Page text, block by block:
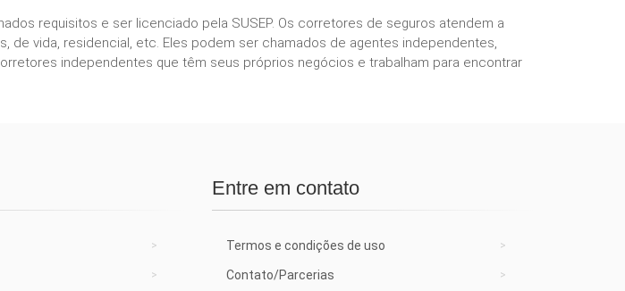
requisitos e ser licenciado pela SUSEP. Os corretores de seguros atendem a
vida, residencial, etc. Eles podem ser chamados de agentes independentes,
independentes que têm seus próprios negócios e trabalham para encontrar
Entre em contato
Termos e condições de uso
Contato/Parcerias